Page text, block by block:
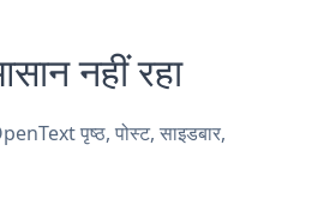
नहीं रहा
पृष्ठ, पोस्ट, साइडबार,